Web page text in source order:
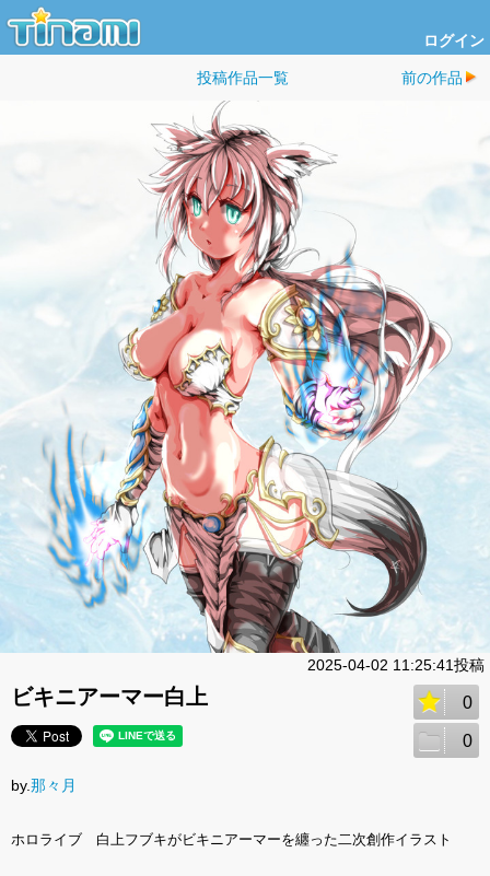
ログイン
投稿作品一覧 前の作品
2025-04-02 11:25:41投稿
ビキニアーマー白上 0
0
by.那々月
ホロライブ 白上フブキがビキニアーマーを纏った二次創作イラスト